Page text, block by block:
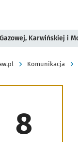
Karwińskiej i
Komunikacja
8